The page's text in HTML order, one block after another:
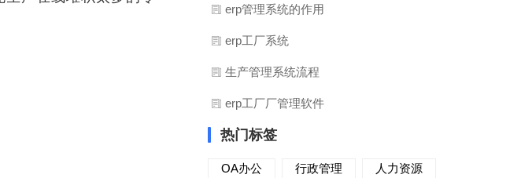
erp管理系统的作用
erp工厂系统
生产管理系统流程
erp工厂厂管理软件
热门标签
OA办公 行政管理
人力资源